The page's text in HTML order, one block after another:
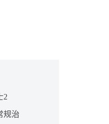
2
规治